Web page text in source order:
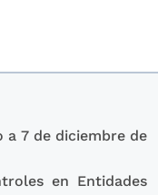
7 de diciembre de
en Entidades